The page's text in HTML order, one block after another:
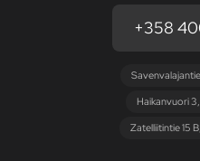
+358
Haikanvuori
Zatelliitintie 15